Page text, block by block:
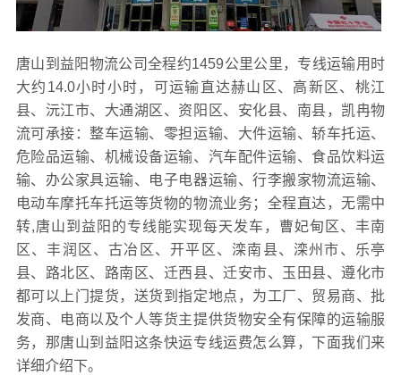
唐山到益阳物流公司全程约1459公里公里，专线运输用时
大约14.0小时小时，可运输直达赫山区、高新区、桃江
县、沅江市、大通湖区、资阳区、安化县、南县，凯冉物
流可承接：整车运输、零担运输、大件运输、轿车托运、
危险品运输、机械设备运输、汽车配件运输、食品饮料运
输、办公家具运输、电子电器运输、行李搬家物流运输、
电动车摩托车托运等货物的物流业务；全程直达，无需中
转,唐山到益阳的专线能实现每天发车，曹妃甸区、丰南
区、丰润区、古冶区、开平区、滦南县、滦州市、乐亭
县、路北区、路南区、迁西县、迁安市、玉田县、遵化市
都可以上门提货，送货到指定地点，为工厂、贸易商、批
发商、电商以及个人等货主提供货物安全有保障的运输服
务，那唐山到益阳这条快运专线运费怎么算，下面我们来
详细介绍下。